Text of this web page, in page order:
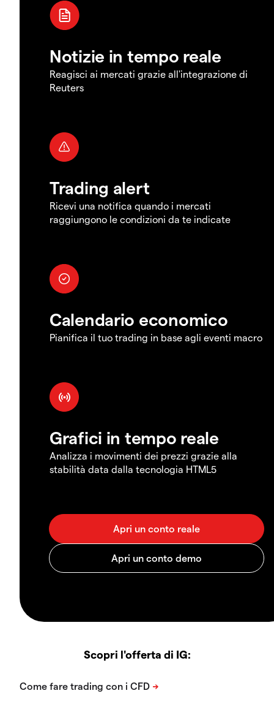
Notizie in tempo reale
Reagisci ai mercati grazie all'integrazione di
Reuters
Trading alert
Ricevi una notifica quando i mercati
raggiungono le condizioni da te indicate
Calendario economico
Pianifica il tuo trading in base agli eventi macro
Grafici in tempo reale
Analizza i movimenti dei prezzi grazie alla
stabilità data dalla tecnologia HTML5
Scopri l'offerta di IG: